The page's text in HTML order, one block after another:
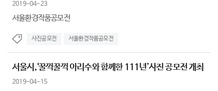
2019-04-23
서울환경작품공모전
사진공모전 서울환경작품공모전
서울시,‘꿀꺽꿀꺽 아리수와 함께한 111년’사진 공모전 개최
2019-04-15